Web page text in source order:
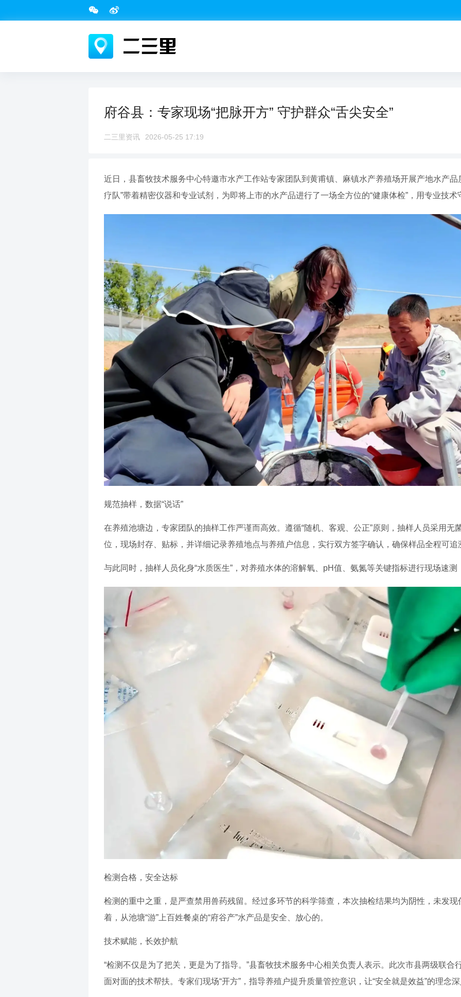
府谷县：专家现场“把脉开方” 守护群众“舌尖安全”
二三里资讯 2026-05-25 17:19
近日，县畜牧技术服务中心特邀市水产工作站专家团队到黄甫镇、麻镇水产养殖场开展产地水产品
疗队”带着精密仪器和专业试剂，为即将上市的水产品进行了一场全方位的“健康体检”，用专业技
规范抽样，数据“说话”
在养殖池塘边，专家团队的抽样工作严谨而高效。遵循“随机、客观、公正”原则，抽样人员采用无
位，现场封存、贴标，并详细记录养殖地点与养殖户信息，实行双方签字确认，确保样品全程可追
与此同时，抽样人员化身“水质医生”，对养殖水体的溶解氧、pH值、氨氮等关键指标进行现场速
检测合格，安全达标
检测的重中之重，是严查禁用兽药残留。经过多环节的科学筛查，本次抽检结果均为阴性，未发
着，从池塘“游”上百姓餐桌的“府谷产”水产品是安全、放心的。
技术赋能，长效护航
“检测不仅是为了把关，更是为了指导。”县畜牧技术服务中心相关负责人表示。此次市县两级联合
面对面的技术帮扶。专家们现场“开方”，指导养殖户提升质量管控意识，让“安全就是效益”的理念